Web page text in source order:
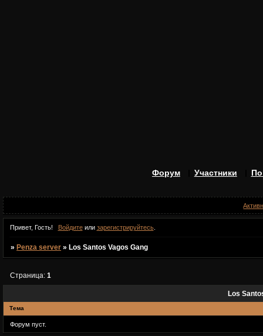
Форум Участники
Привет, Гость! Войдитеили зарегистрируйтесь.
» Penza server » Los Santos Vagos Gang
Los
Страница:1
Тема
Форум пуст.